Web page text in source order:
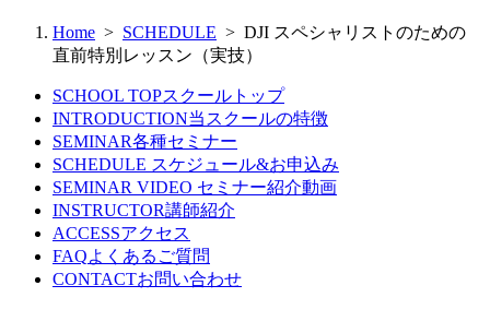
Home > SCHEDULE > DJI スペシャリストのための
直前特別レッスン（実技）
SCHOOL TOPスクールトップ
INTRODUCTION当スクールの特徴
SEMINAR各種セミナー
SCHEDULE スケジュール&お申込み
SEMINAR VIDEO セミナー紹介動画
INSTRUCTOR講師紹介
ACCESSアクセス
FAQよくあるご質問
CONTACTお問い合わせ